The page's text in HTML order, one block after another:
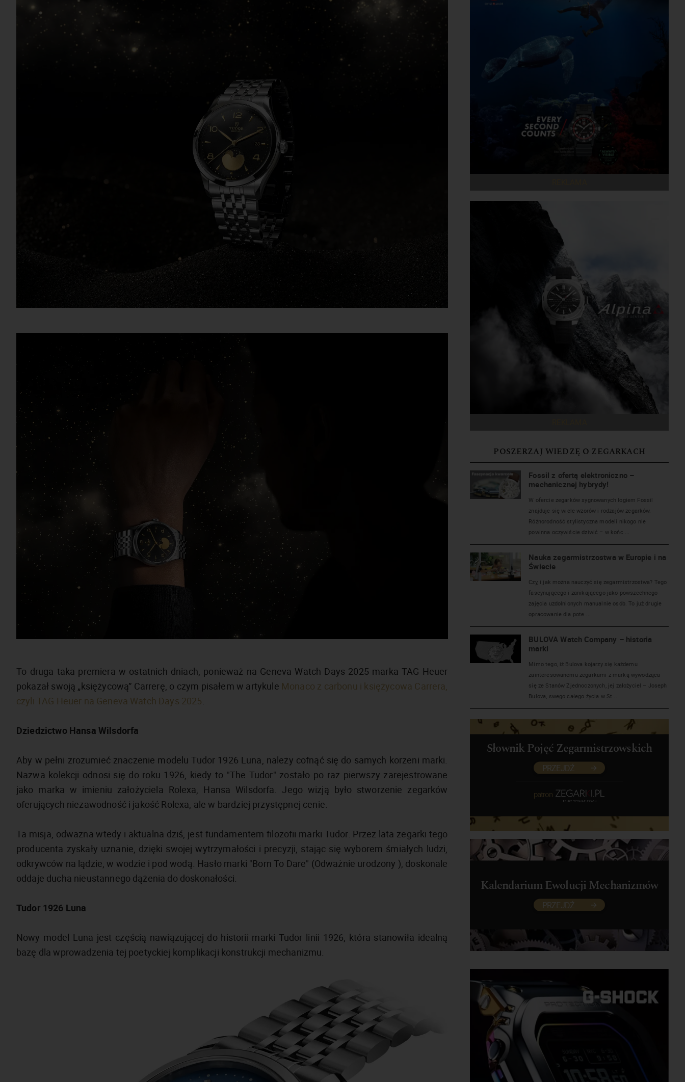
To druga taka premiera w ostatnich dniach, ponieważ na Geneva Watch Days 2025 marka TAG Heuer
pokazał swoją „księżycową” Carrerę, o czym pisałem w artykule Monaco z carbonu i księżycowa Carrera,
czyli TAG Heuer na Geneva Watch Days 2025.
Dziedzictwo Hansa Wilsdorfa
Aby w pełni zrozumieć znaczenie modelu Tudor 1926 Luna, należy cofnąć się do samych korzeni marki.
Nazwa kolekcji odnosi się do roku 1926, kiedy to "The Tudor" zostało po raz pierwszy zarejestrowane
jako marka w imieniu założyciela Rolexa, Hansa Wilsdorfa. Jego wizją było stworzenie zegarków
oferujących niezawodność i jakość Rolexa, ale w bardziej przystępnej cenie.
Ta misja, odważna wtedy i aktualna dziś, jest fundamentem filozofii marki Tudor. Przez lata zegarki tego
producenta zyskały uznanie, dzięki swojej wytrzymałości i precyzji, stając się wyborem śmiałych ludzi,
odkrywców na lądzie, w wodzie i pod wodą. Hasło marki "Born To Dare" (Odważnie urodzony ), doskonale
oddaje ducha nieustannego dążenia do doskonałości.
Tudor 1926 Luna
Nowy model Luna jest częścią nawiązującej do historii marki Tudor linii 1926, która stanowiła idealną
bazę dla wprowadzenia tej poetyckiej komplikacji konstrukcji mechanizmu.
POSZERZAJ WIEDZĘ O ZEGARKACH
Fossil z ofertą elektroniczno –
mechanicznej hybrydy!
W ofercie zegarków sygnowanych logiem Fossil
znajduje się wiele wzorów i rodzajów zegarków.
Różnorodność stylistyczna modeli nikogo nie
powinna oczywiście dziwić – w końc ...
Nauka zegarmistrzostwa w Europie i na
Świecie
Czy, i jak można nauczyć się zegarmistrzostwa? Tego
fascynującego i zanikającego jako powszechnego
zajęcia uzdolnionych manualnie osób. To już drugie
opracowanie dla pote ...
BULOVA Watch Company – historia
marki
Mimo tego, iż Bulova kojarzy się każdemu
zainteresowanemu zegarkami z marką wywodząca
się ze Stanów Zjednoczonych, jej założyciel – Joseph
Bulova, swego całego życia w St ...
Słownik Pojęć Zegarmistrzowskich
PRZEJDŹ
patron
Kalendarium Ewolucji Mechanizmów
PRZEJDŹ